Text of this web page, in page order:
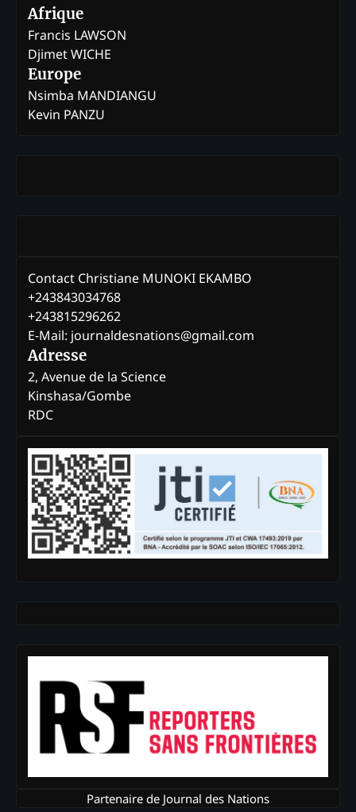
Afrique
Francis LAWSON
Djimet WICHE
Europe
Nsimba MANDIANGU
Kevin PANZU
Contact Christiane MUNOKI EKAMBO
+243843034768
+243815296262
E-Mail: journaldesnations@gmail.com
Adresse
2, Avenue de la Science
Kinshasa/Gombe
RDC
Partenaire de Journal des Nations